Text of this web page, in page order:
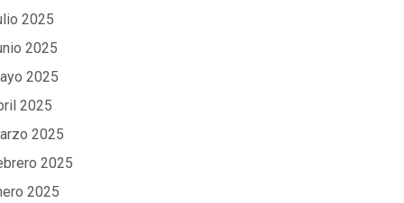
2025
2025
2025
2025
2025
2025
2025